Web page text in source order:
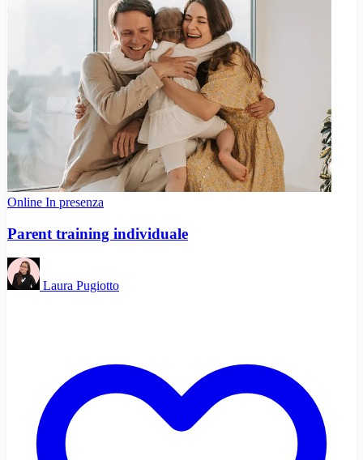
Online In presenza
Parent training individuale
Laura Pugiotto